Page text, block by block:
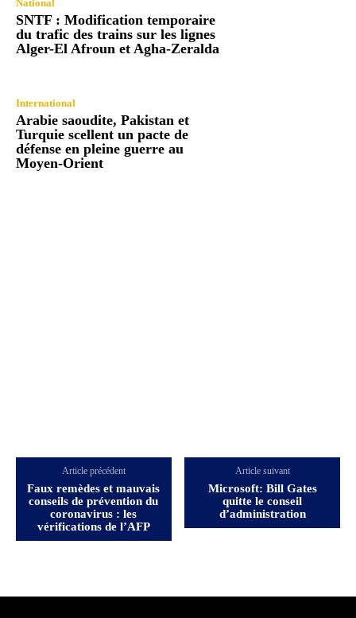
National
SNTF : Modification temporaire
du trafic des trains sur les lignes
Alger-El Afroun et Agha-Zeralda
International
Arabie saoudite, Pakistan et
Turquie scellent un pacte de
défense en pleine guerre au
Moyen-Orient
Article précédent
Faux remèdes et mauvais
conseils de prévention du
coronavirus : les
vérifications de l’AFP
Article suivant
Microsoft: Bill Gates
quitte le conseil
d’administration